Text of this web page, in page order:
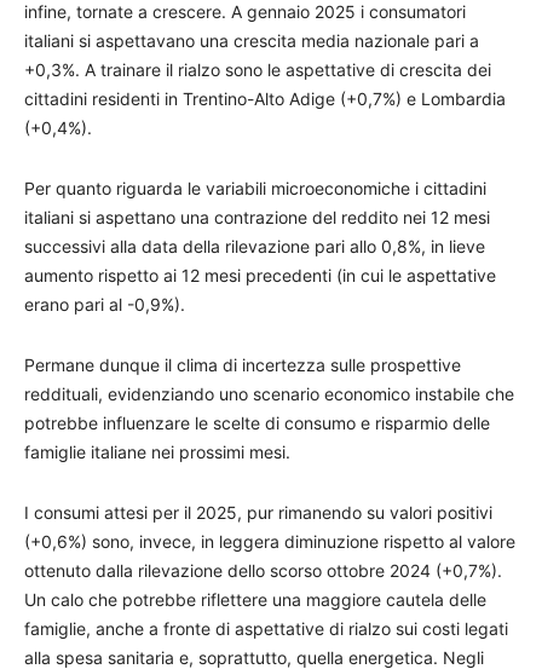
infine, tornate a crescere. A gennaio 2025 i consumatori
italiani si aspettavano una crescita media nazionale pari a
+0,3%. A trainare il rialzo sono le aspettative di crescita dei
cittadini residenti in Trentino-Alto Adige (+0,7%) e Lombardia
(+0,4%).
Per quanto riguarda le variabili microeconomiche i cittadini
italiani si aspettano una contrazione del reddito nei 12 mesi
successivi alla data della rilevazione pari allo 0,8%, in lieve
aumento rispetto ai 12 mesi precedenti (in cui le aspettative
erano pari al -0,9%).
Permane dunque il clima di incertezza sulle prospettive
reddituali, evidenziando uno scenario economico instabile che
potrebbe influenzare le scelte di consumo e risparmio delle
famiglie italiane nei prossimi mesi.
I consumi attesi per il 2025, pur rimanendo su valori positivi
(+0,6%) sono, invece, in leggera diminuzione rispetto al valore
ottenuto dalla rilevazione dello scorso ottobre 2024 (+0,7%).
Un calo che potrebbe riflettere una maggiore cautela delle
famiglie, anche a fronte di aspettative di rialzo sui costi legati
alla spesa sanitaria e, soprattutto, quella energetica. Negli